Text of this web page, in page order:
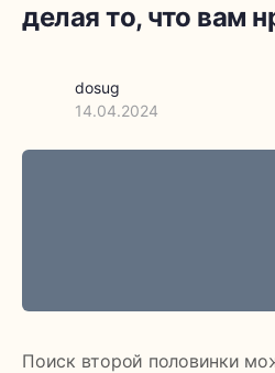
делая то, что вам
dosug
14.04.2024
Поиск второй половинки